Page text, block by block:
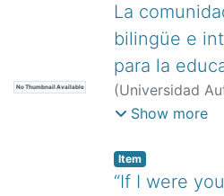
No Thumbnail Available
La
bilingüe e
para la
(Universidad
California.
María Loreto
Show more
Item
“If I were